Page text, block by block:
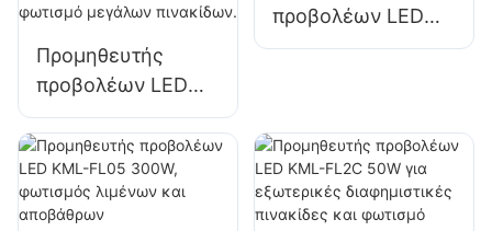
Προμηθευτής
προβολέων LED
KML-FL05 240W,
κατάλληλος για
βιομηχανικές
εγκαταστάσεις,
προβολέων LED
KML-FL05 400W,
πάρκων